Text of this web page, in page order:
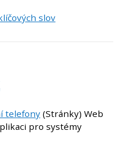
slov
telefony (Stránky) Web
pro systémy